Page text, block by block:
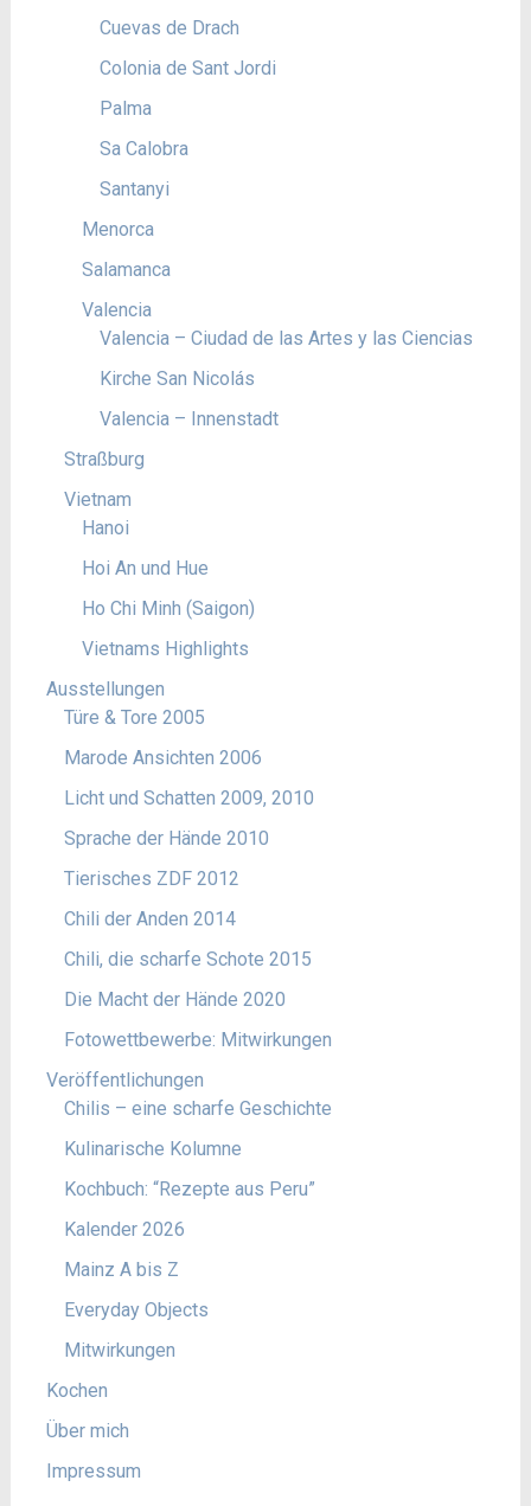
Cuevas de Drach
Colonia de Sant Jordi
Palma
Sa Calobra
Santanyi
Menorca
Salamanca
Valencia
Valencia – Ciudad de las Artes y las Ciencias
Kirche San Nicolás
Valencia – Innenstadt
Straßburg
Vietnam
Hanoi
Hoi An und Hue
Ho Chi Minh (Saigon)
Vietnams Highlights
Ausstellungen
Türe & Tore 2005
Marode Ansichten 2006
Licht und Schatten 2009, 2010
Sprache der Hände 2010
Tierisches ZDF 2012
Chili der Anden 2014
Chili, die scharfe Schote 2015
Die Macht der Hände 2020
Fotowettbewerbe: Mitwirkungen
Veröffentlichungen
Chilis – eine scharfe Geschichte
Kulinarische Kolumne
Kochbuch: “Rezepte aus Peru”
Kalender 2026
Mainz A bis Z
Everyday Objects
Mitwirkungen
Kochen
Über mich
Impressum